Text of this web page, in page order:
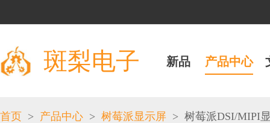
斑梨电子 新品 产品中心
首页 > 产品中心 > 树莓派显示屏 > 树莓派DSI/MIPI